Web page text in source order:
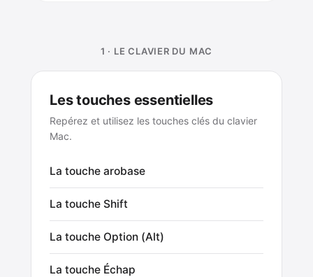
1 · LE CLAVIER DU MAC
Les touches essentielles
Repérez et utilisez les touches clés du clavier
Mac.
La touche arobase
La touche Shift
La touche Option (Alt)
La touche Échap